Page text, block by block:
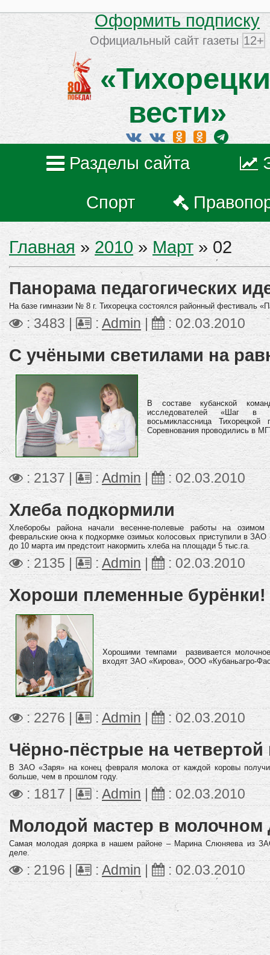
Оформить подписку
Официальный сайт газеты 12+
вести»
Разделы сайта
Спорт
Главная » 2010 » Март » 02
Панорама педагогических
На базе гимназии № 8 г. Тихорецка состоялся районный фестиваль
: 3483 | : Admin| : 02.03.2010
С учёными светилами на
В составе кубанской
исследователей «Шаг в
восьмиклассница
Соревнования проводились в
: 2137 | : Admin | :02.03.2010
Хлеба подкормили
Хлеборобы района начали весенне-полевые работы на
февральские окна к подкормке озимых колосовых приступили в ЗАО
до 10 марта им предстоит накормить хлеба на площади 5 тыс.га.
: 2135 | : Admin : 02.03.2010
Хороши племенные бурёнки!
Хорошими темпами развивается
входят ЗАО «Кирова», ООО «Кубаньагро-
: 2276 | : Admin : 02.03.2010
Чёрно-пёстрые на четвертой
В ЗАО «Заря» на конец февраля молока от каждой коровы
больше, чем в прошлом году.
: 1817 | : Admin : 02.03.2010
Молодой мастер в молочном
Самая молодая доярка в нашем районе – Марина Слюняева из
деле.
: 2196 | : Admin : 02.03.2010